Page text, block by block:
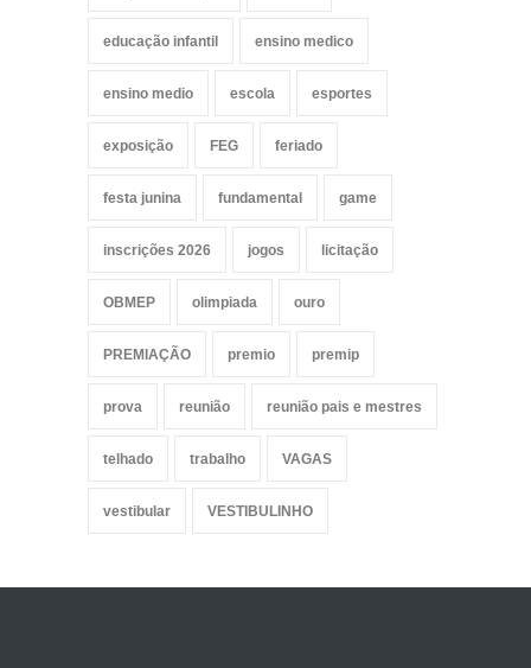
educação infantil ensino medico
ensino medio escola esportes
exposição FEG feriado
festa junina fundamental game
inscrições 2026 jogos licitação
OBMEP olimpiada ouro
PREMIAÇÃO premio premip
prova reunião reunião pais e mestres
telhado trabalho VAGAS
vestibular VESTIBULINHO